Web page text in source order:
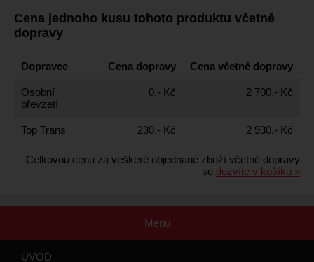
Cena jednoho kusu tohoto produktu včetně
dopravy
Dopravce Cena dopravy Cena včetně dopravy
Osobní
převzetí
0,- Kč 2 700,- Kč
Top Trans 230,- Kč 2 930,- Kč
Celkovou cenu za veškeré objednané zboží včetně dopravy
se dozvíte v košíku »
Menu
ÚVOD